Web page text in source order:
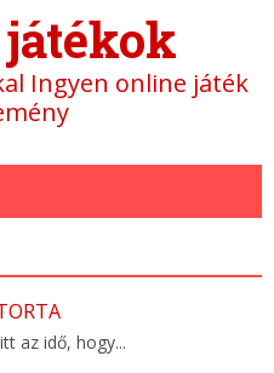
Ingyen online játék
az idő, hogy...